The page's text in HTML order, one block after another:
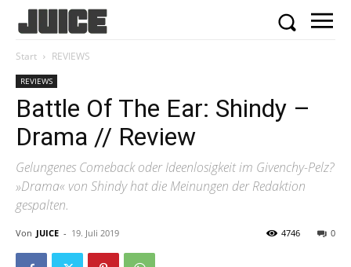
Start REVIEWS
REVIEWS
Battle Of The Ear: Shindy –
Drama // Review
Gelungenes Comeback oder Ideenlosigkeit im Givenchy-Pelz?
»Drama« von Shindy hat die Meinungen der Redaktion
gespalten.
Von JUICE - 19. Juli 2019 0
4746